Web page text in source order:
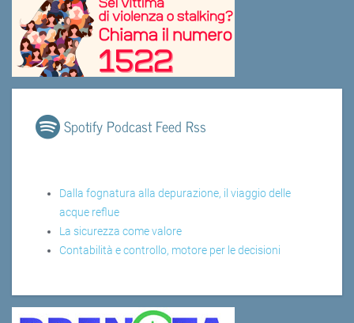
Spotify Podcast Feed Rss
Dalla fognatura alla depurazione, il viaggio delle
acque reflue
La sicurezza come valore
Contabilità e controllo, motore per le decisioni